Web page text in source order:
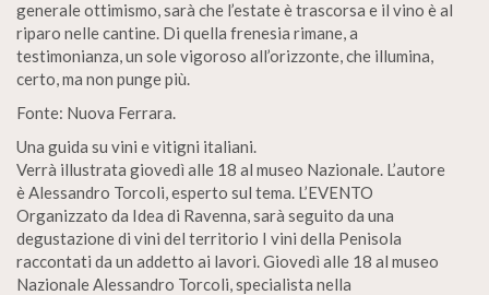
generale ottimismo, sarà che l’estate è trascorsa e il vino è al
riparo nelle cantine. Di quella frenesia rimane, a
testimonianza, un sole vigoroso all’orizzonte, che illumina,
certo, ma non punge più.
Fonte: Nuova Ferrara.
Una guida su vini e vitigni italiani.
Verrà illustrata giovedì alle 18 al museo Nazionale. L’autore
è Alessandro Torcoli, esperto sul tema. L’EVENTO
Organizzato da Idea di Ravenna, sarà seguito da una
degustazione di vini del territorio I vini della Penisola
raccontati da un addetto ai lavori. Giovedì alle 18 al museo
Nazionale Alessandro Torcoli, specialista nella